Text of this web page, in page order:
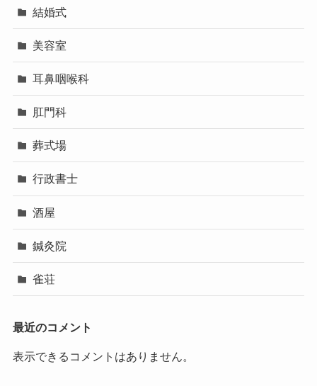
結婚式
美容室
耳鼻咽喉科
肛門科
葬式場
行政書士
酒屋
鍼灸院
雀荘
最近のコメント
表示できるコメントはありません。